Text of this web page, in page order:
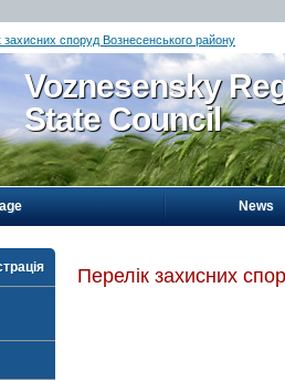
захисних споруд Вознесенського району
Voznesensky
State Council
News
Перелік захисних